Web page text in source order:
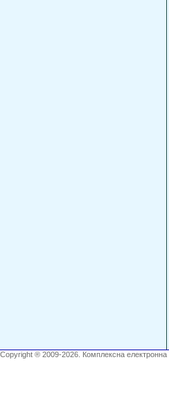
Copyright ® 2009-2026. Комплексна електронна